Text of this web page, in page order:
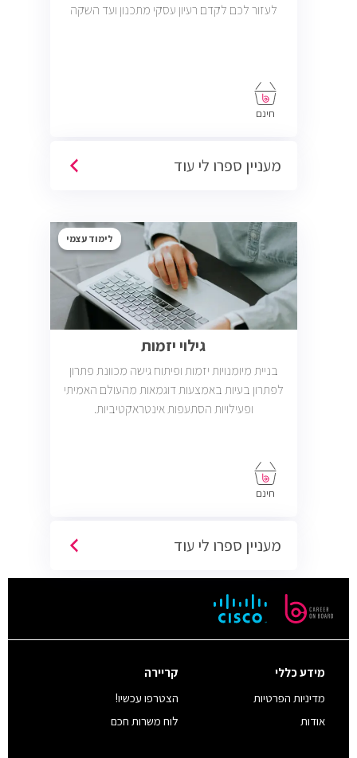
לעזור לכם לקדם רעיון עסקי מתכנון ועד השקה
חינם
מעניין ספרו לי עוד
לימוד עצמי
גילוי יזמות
בניית מיומנויות יזמות ופיתוח גישה מכוונת פתרון
לפתרון בעיות באמצעות דוגמאות מהעולם האמיתי
ופעילויות הסתעפות אינטראקטיביות.
חינם
מעניין ספרו לי עוד
מידע כללי
מדיניות הפרטיות
אודות
קריירה
הצטרפו עכשיו!
לוח משרות חכם